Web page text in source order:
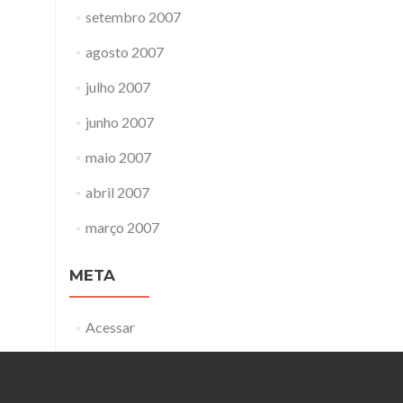
setembro 2007
agosto 2007
julho 2007
junho 2007
maio 2007
abril 2007
março 2007
META
Acessar